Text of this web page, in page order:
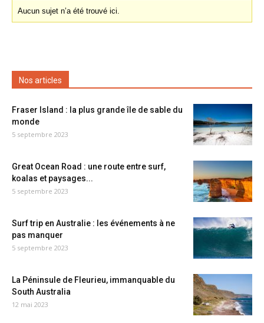
Aucun sujet n’a été trouvé ici.
Nos articles
Fraser Island : la plus grande île de sable du
monde
5 septembre 2023
Great Ocean Road : une route entre surf,
koalas et paysages...
5 septembre 2023
Surf trip en Australie : les événements à ne
pas manquer
5 septembre 2023
La Péninsule de Fleurieu, immanquable du
South Australia
12 mai 2023